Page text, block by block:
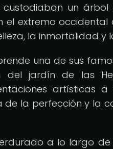
custodiaban un
extremo
la inmortalidad y
una de sus
jardín de las
artísticas
la perfección y la
a lo largo de